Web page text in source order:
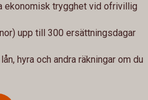
ekonomisk trygghet vid ofrivillig
upp till 300 ersättningsdagar
hyra och andra räkningar om du